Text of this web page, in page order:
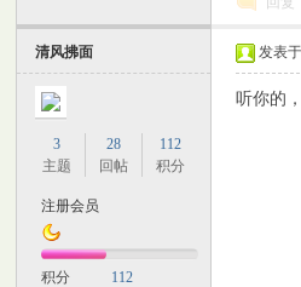
清风拂面
3
主题
28
回帖
112
积分
注册会员
积分 112
发表
听你的